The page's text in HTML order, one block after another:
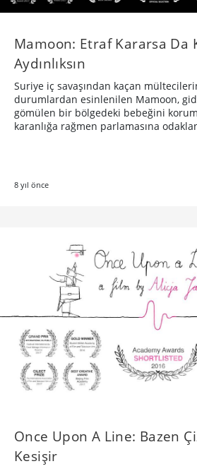
Mamoon: Etraf Kararsa Da
Aydınlıksın
Suriye iç savaşından kaçan
durumlardan esinlenilen Mamoon,
gömülen bir bölgedeki bebeğini
karanlığa rağmen parlamasına
8 yıl önce
Once Upon A Line: Bazen
Kesişir